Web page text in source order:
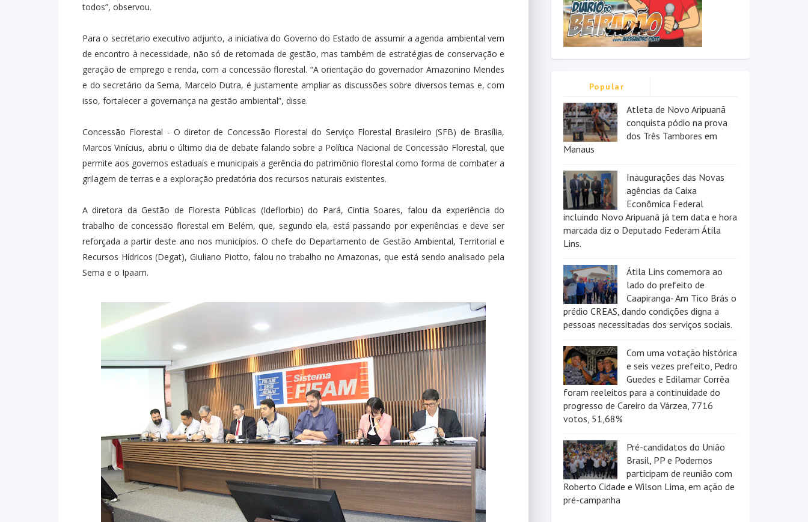
todos”, observou.
Para o secretario executivo adjunto, a iniciativa do Governo do Estado de assumir a agenda ambiental vem
de encontro à necessidade, não só de retomada de gestão, mas também de estratégias de conservação e
geração de emprego e renda, com a concessão florestal. “A orientação do governador Amazonino Mendes
e do secretário da Sema, Marcelo Dutra, é justamente ampliar as discussões sobre diversos temas e, com
isso, fortalecer a governança na gestão ambiental”, disse.
Concessão Florestal - O diretor de Concessão Florestal do Serviço Florestal Brasileiro (SFB) de Brasília,
Marcos Vinícius, abriu o último dia de debate falando sobre a Política Nacional de Concessão Florestal, que
permite aos governos estaduais e municipais a gerência do patrimônio florestal como forma de combater a
grilagem de terras e a exploração predatória dos recursos naturais existentes.
A diretora da Gestão de Floresta Públicas (Ideflorbio) do Pará, Cintia Soares, falou da experiência do
trabalho de concessão florestal em Belém, que, segundo ela, está passando por experiências e deve ser
reforçada a partir deste ano nos municípios. O chefe do Departamento de Gestão Ambiental, Territorial e
Recursos Hídricos (Degat), Giuliano Piotto, falou no trabalho no Amazonas, que está sendo analisado pela
Sema e o Ipaam.
Popular
Atleta de Novo Aripuanã
conquista pódio na prova
dos Três Tambores em
Manaus
Inaugurações das Novas
agências da Caixa
Econômica Federal
incluindo Novo Aripuanã já tem data e hora
marcada diz o Deputado Federam Átila
Lins.
Átila Lins comemora ao
lado do prefeito de
Caapiranga- Am Tico Brás o
prédio CREAS, dando condições digna a
pessoas necessitadas dos serviços sociais.
Com uma votação histórica
e seis vezes prefeito, Pedro
Guedes e Edilamar Corrêa
foram reeleitos para a continuidade do
progresso de Careiro da Várzea, 7716
votos, 51,68%
Pré-candidatos do União
Brasil, PP e Podemos
participam de reunião com
Roberto Cidade e Wilson Lima, em ação de
pré-campanha